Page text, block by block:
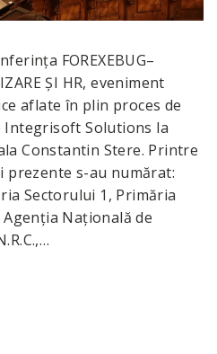
FOREXEBUG–
ȘI HR, eveniment
aflate în plin proces de
Solutions la
Constantin Stere. Printre
prezente s-au numărat:
Sectorului 1, Primăria
Agenția Națională de